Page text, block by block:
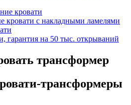
кровати с накладными ламелями
гарантия на 50 тыс. открываний
трансформер
трансформеры